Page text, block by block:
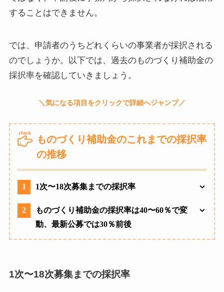
することはできません。
では、申請者のうちどれくらいの事業者が採択される
のでしょうか。以下では、過去のものづくり補助金の
採択率を確認していきましょう。
ものづくり補助金のこれまでの採択率
の推移
1 1次〜18次募集までの採択率
2
ものづくり補助金の採択率は40〜60％で変
動、最新公募では30％前後
1次〜18次募集までの採択率